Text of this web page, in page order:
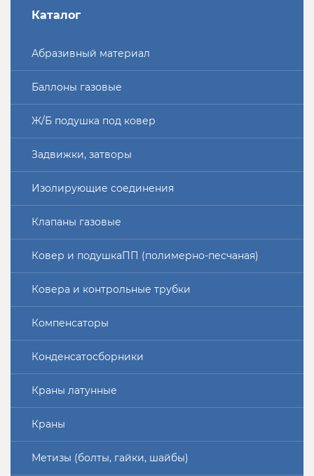
Каталог
Абразивный материал
Баллоны газовые
Ж/Б подушка под ковер
Задвижки, затворы
Изолирующие соединения
Клапаны газовые
Ковер и подушкаПП (полимерно-песчаная)
Ковера и контрольные трубки
Компенсаторы
Конденсатосборники
Краны латунные
Краны
Метизы (болты, гайки, шайбы)